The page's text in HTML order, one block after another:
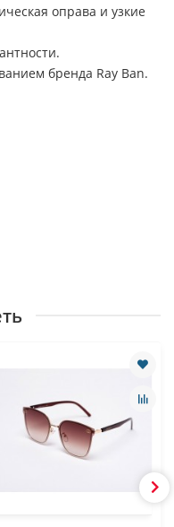
оправа и узкие
бренда Ray Ban.